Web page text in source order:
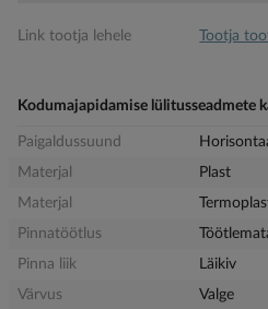
Link tootja lehele Tootja
Kodumajapidamise lülitusseadmete
Paigaldussuund
Materjal
Plast
Materjal
Pinnatöötlus
Pinna liik
Läikiv
Värvus
Valge